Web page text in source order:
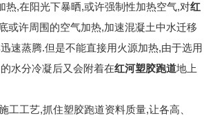
热,在阳光下暴晒,或许强制性加热空气,对红
或许周围的空气加热,加速混凝土中水迁移
速蒸腾.但是不能直接用火源加热,由于选用
水分冷凝后又会附着在红河塑胶跑道地上
工工艺,抓住塑胶跑道资料质量,让各高、